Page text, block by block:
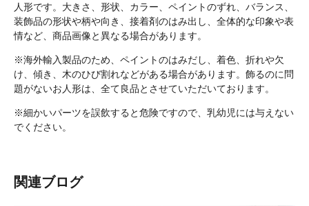
人形です。大きさ、形状、カラー、ペイントのずれ、バランス、
装飾品の形状や柄や向き、接着剤のはみ出し、全体的な印象や表
情など、商品画像と異なる場合があります。
※海外輸入製品のため、ペイントのはみだし、着色、折れや欠
け、傾き、木のひび割れなどがある場合があります。飾るのに問
題がないお人形は、全て良品とさせていただいております。
※細かいパーツを誤飲すると危険ですので、乳幼児には与えない
でください。
関連ブログ